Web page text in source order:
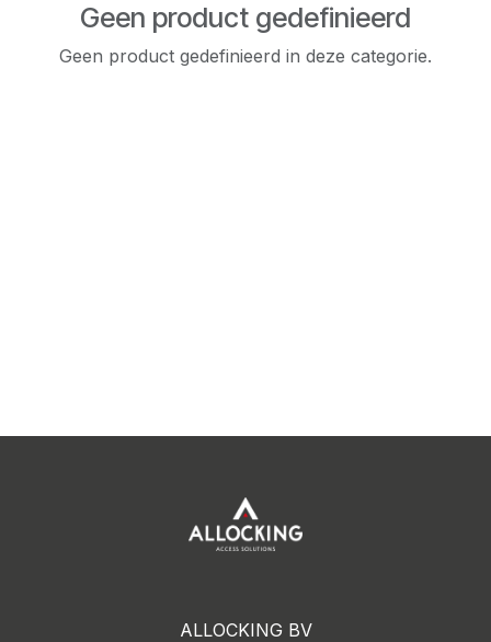
Geen product gedefinieerd
Geen product gedefinieerd in deze categorie.
ALLOCKING BV